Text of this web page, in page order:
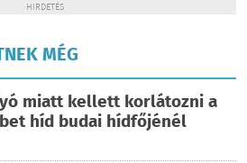
HIRDETÉS
MÉG
miatt kellett korlátozni a
híd budai hídfőjénél